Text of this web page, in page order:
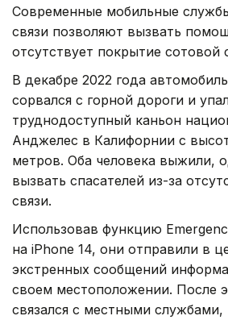
Современные мобильные
связи позволяют вызвать
отсутствует покрытие сотовой
В декабре 2022 года
сорвался с горной дороги и
труднодоступный каньон
Анджелес в Калифорнии с
метров. Оба человека выжили,
вызвать спасателей из-за
связи.
Использовав функцию
на iPhone 14, они отправили в
экстренных сообщений
своем местоположении. После
связался с местными службами,